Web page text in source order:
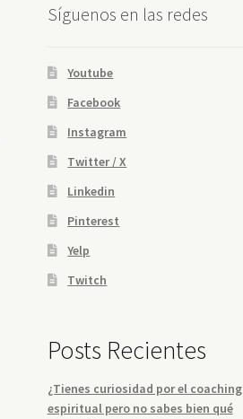
Síguenos en las redes
Youtube
Facebook
Instagram
Twitter / X
Linkedin
Pinterest
Yelp
Twitch
Posts Recientes
¿Tienes curiosidad por el coaching
espiritual pero no sabes bien qué